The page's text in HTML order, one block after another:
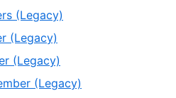
(Legacy)
(Legacy)
(Legacy)
(Legacy)